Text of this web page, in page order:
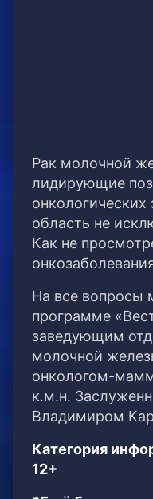
Рак молочной
лидирующие
область не
Как не
На все вопросы
программе
заведующим
молочной
онкологом-
к.м.н.
Владимиром
Категория
12+